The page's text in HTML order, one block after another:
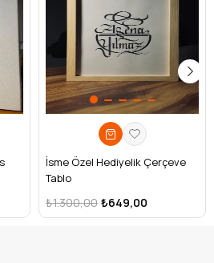
İsme Özel Hediyelik Çerçeve
Tablo
₺649,00
₺1.300,00